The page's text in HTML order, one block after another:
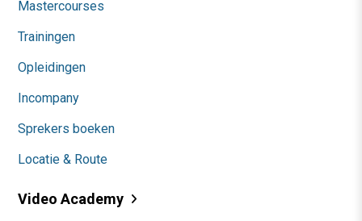
Mastercourses
Trainingen
Opleidingen
Incompany
Sprekers boeken
Locatie & Route
Video Academy